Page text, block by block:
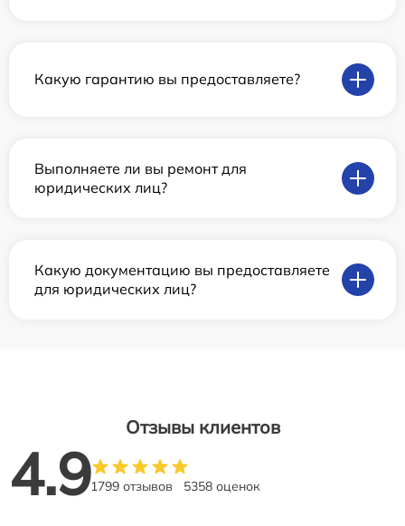
Какую гарантию вы предоставляете?
Выполняете ли вы ремонт для
юридических лиц?
Какую документацию вы предоставляете
для юридических лиц?
Отзывы клиентов
4.91799 отзывов 5358 оценок